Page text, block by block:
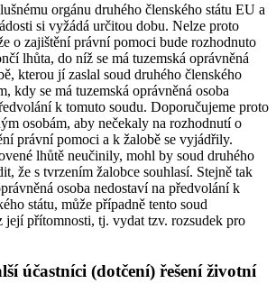
orgánu druhého členského státu EU a
si vyžádá určitou dobu. Nelze proto
o zajištění právní pomoci bude rozhodnuto
lhůta, do níž se má tuzemská oprávněná
kterou jí zaslal soud druhého členského
kdy se má tuzemská oprávněná osoba
k tomuto soudu. Doporučujeme proto
osobám, aby nečekaly na rozhodnutí o
právní pomoci a k žalobě se vyjádřily.
lhůtě neučinily, mohl by soud druhého
že s tvrzením žalobce souhlasí. Stejně tak
osoba nedostaví na předvolání k
státu, může případně tento soud
její přítomnosti, tj. vydat tzv. rozsudek pro
účastníci (dotčení) řešení životní